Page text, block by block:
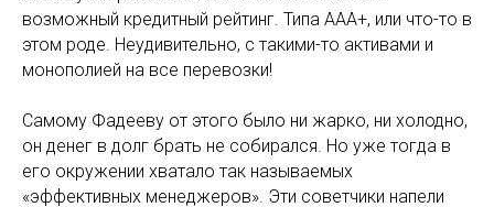
возможный кредитный рейтинг. Типа ААА+, или что-то в
этом роде. Неудивительно, с такими-то активами и
монополией на все перевозки!
Самому Фадееву от этого было ни жарко, ни холодно,
он денег в долг брать не собирался. Но уже тогда в
его окружении хватало так называемых
«эффективных менеджеров». Эти советчики напели